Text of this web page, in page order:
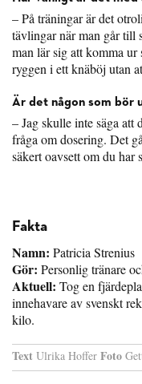
– På träningar är det
tävlingar när man går till
man lär sig att komma ur
ryggen i ett knäböj utan
Är det någon som bör
– Jag skulle inte säga att
fråga om dosering. Det
säkert oavsett om du har
Fakta
Namn: Patricia Strenius
Gör: Personlig tränare
Aktuell: Tog en
innehavare av svenskt
kilo.
Text Ulrika Hoffer Foto